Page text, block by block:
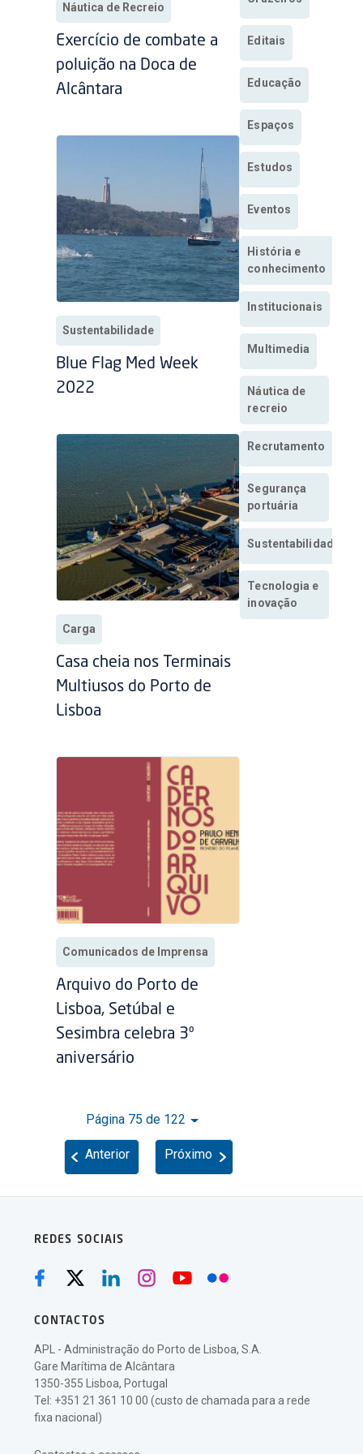
Náutica de Recreio
Exercício de combate a
poluição na Doca de
Alcântara
Sustentabilidade
Blue Flag Med Week
2022
Carga
Casa cheia nos Terminais
Multiusos do Porto de
Lisboa
Comunicados de Imprensa
Arquivo do Porto de
Lisboa, Setúbal e
Sesimbra celebra 3º
aniversário
Página 75 de 122
Anterior Próximo
Editais
Educação
Espaços
Estudos
Eventos
História e
conhecimento
Institucionais
Multimedia
Náutica de
recreio
Recrutamento
Segurança
portuária
Sustentabilidade
Tecnologia e
inovação
REDES SOCIAIS
CONTACTOS
APL - Administração do Porto de Lisboa, S.A.
Gare Marítima de Alcântara
1350-355 Lisboa, Portugal
Tel: +351 21 361 10 00 (custo de chamada para a rede
fixa nacional)